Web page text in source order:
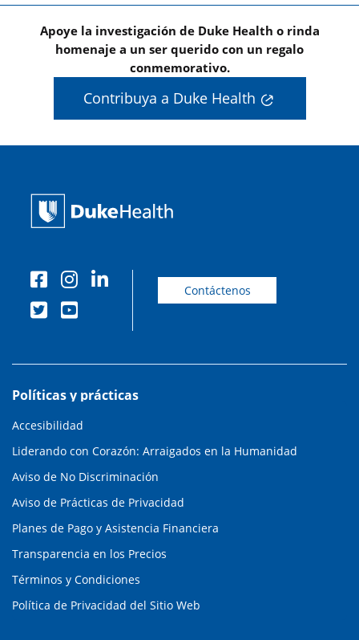
Apoye la investigación de Duke Health o rinda
homenaje a un ser querido con un regalo
conmemorativo.
Contribuya a Duke Health
Contáctenos
Políticas y prácticas
Accesibilidad
Liderando con Corazón: Arraigados en la Humanidad
Aviso de No Discriminación
Aviso de Prácticas de Privacidad
Planes de Pago y Asistencia Financiera
Transparencia en los Precios
Términos y Condiciones
Política de Privacidad del Sitio Web